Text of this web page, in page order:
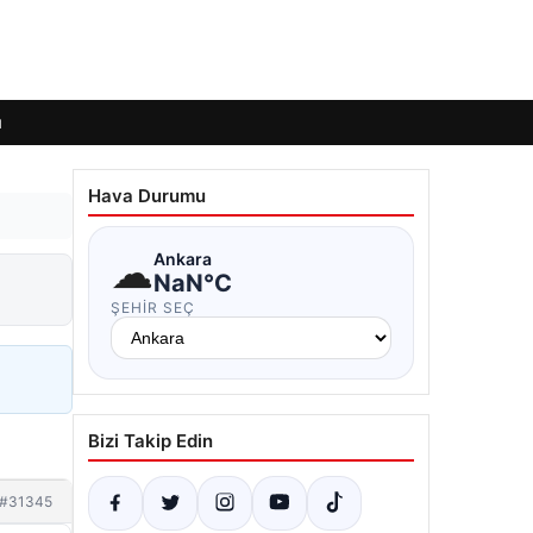
#31345
Hava Durumu
☁Ankara
NaN°C
ŞEHIR SEÇ
Bizi Takip Edin